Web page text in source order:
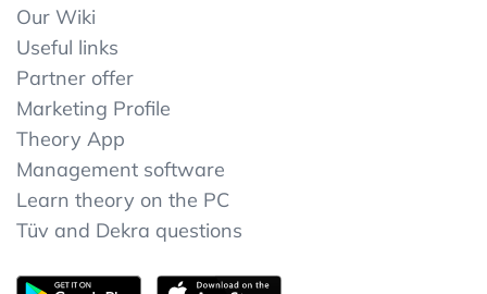
Our Wiki
Useful links
Partner offer
Marketing Profile
Theory App
Management software
Learn theory on the PC
Tüv and Dekra questions